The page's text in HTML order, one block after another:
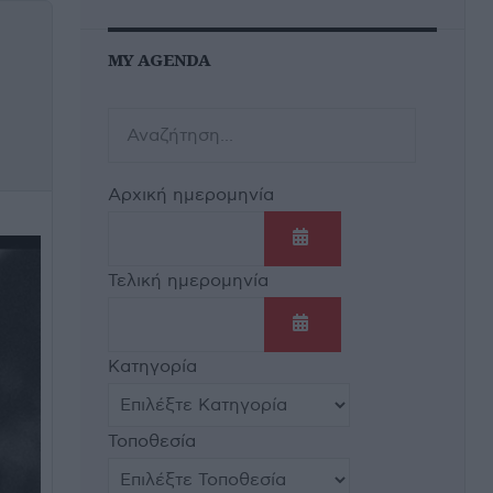
MY AGENDA
Αρχική ημερομηνία
Ανοίξτε το
Τελική ημερομηνία
Ανοίξτε το
Κατηγορία
Τοποθεσία